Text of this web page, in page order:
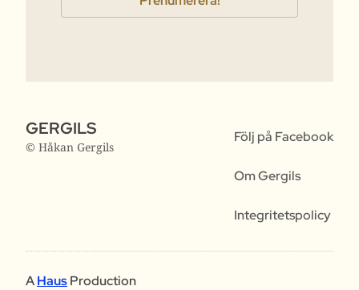
GERGILS
© Håkan Gergils
Följ på Facebook
Om Gergils
Integritetspolicy
AHausProduction